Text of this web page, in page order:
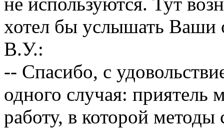
хотел бы услышать Ваши
В.У.:
-- Спасибо, с
одного случая: приятель
работу, в которой методы